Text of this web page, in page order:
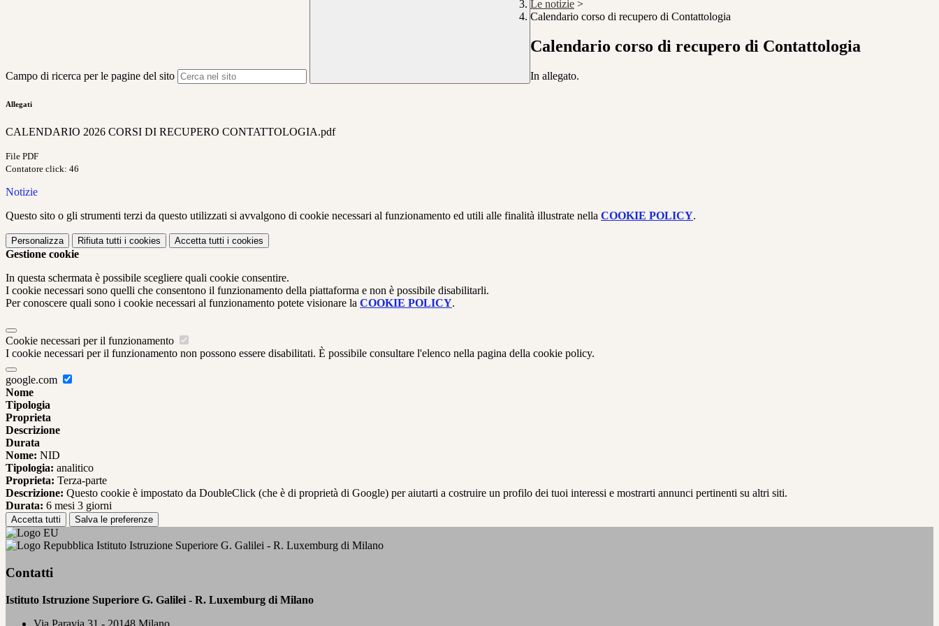
Campo di ricerca per le pagine del sito
Le notizie >
Calendario corso di recupero di Contattologia
Calendario corso di recupero di Contattologia
In allegato.
Allegati
CALENDARIO 2026 CORSI DI RECUPERO CONTATTOLOGIA.pdf
File PDF
Contatore click: 46
Notizie
Questo sito o gli strumenti terzi da questo utilizzati si avvalgono di cookie necessari al funzionamento ed utili alle finalità illustrate nella COOKIE POLICY.
Personalizza Rifiuta tutti i cookies Accetta tutti i cookies
Gestione cookie
In questa schermata è possibile scegliere quali cookie consentire.
I cookie necessari sono quelli che consentono il funzionamento della piattaforma e non è possibile disabilitarli.
Per conoscere quali sono i cookie necessari al funzionamento potete visionare la COOKIE POLICY.
Cookie necessari per il funzionamento
I cookie necessari per il funzionamento non possono essere disabilitati. È possibile consultare l'elenco nella pagina della cookie policy.
google.com
Nome
Tipologia
Proprieta
Descrizione
Durata
Nome: NID
Tipologia: analitico
Proprieta: Terza-parte
Descrizione: Questo cookie è impostato da DoubleClick (che è di proprietà di Google) per aiutarti a costruire un profilo dei tuoi interessi e mostrarti annunci pertinenti su altri siti.
Durata: 6 mesi 3 giorni
Accetta tutti Salva le preferenze
Istituto Istruzione Superiore G. Galilei - R. Luxemburg di Milano
Contatti
Istituto Istruzione Superiore G. Galilei - R. Luxemburg di Milano
Via Paravia 31 - 20148 Milano